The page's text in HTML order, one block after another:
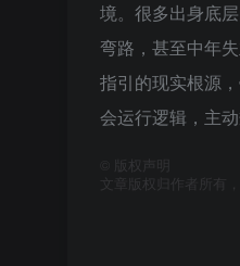
境。很多出身底
弯路，甚至中年
指引的现实根源
会运行逻辑，主
版权声明
文章版权归作者所有